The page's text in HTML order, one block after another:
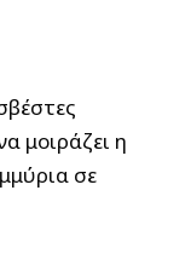
μοιράζει η
σε